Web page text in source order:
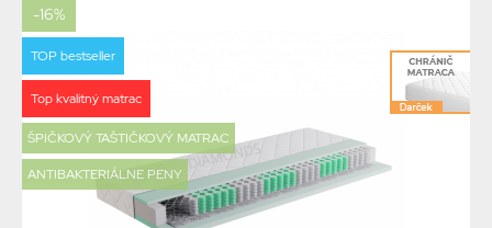
-16%
TOP bestseller
Top kvalitný matrac
ŠPIČKOVÝ TAŠTIČKOVÝ MATRAC
ANTIBAKTERIÁLNE PENY